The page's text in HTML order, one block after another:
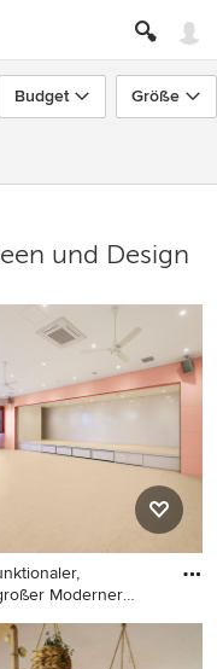
Budget Größe
und Design
Moderner
Moderner